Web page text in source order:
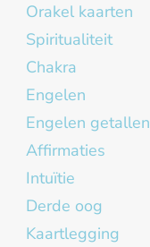
Orakel kaarten
Spiritualiteit
Chakra
Engelen
Engelen getallen
Affirmaties
Intuïtie
Derde oog
Kaartlegging